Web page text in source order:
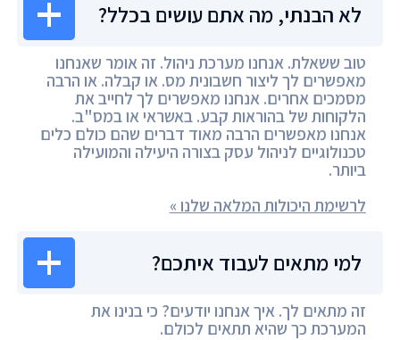
לא הבנתי, מה אתם עושים בכלל?
טוב ששאלת. אנחנו מערכת ניהול. זה אומר שאנחנו
מאפשרים לך ליצור חשבונית מס. או קבלה. או הרבה
מסמכים אחרים. אנחנו מאפשרים לך לחייב את
הלקוחות של בהוראות קבע. באשראי או במס"ב.
אנחנו מאפשרים הרבה מאוד דברים שהם כולם כלים
טכנולוגיים לניהול עסק בצורה היעילה והמועילה
ביותר.
לרשימת היכולות המלאה שלנו »
למי מתאים לעבוד איתכם?
זה מתאים לך. איך אנחנו יודעים? כי בנינו את
המערכת כך שהיא תתאים לכולם.